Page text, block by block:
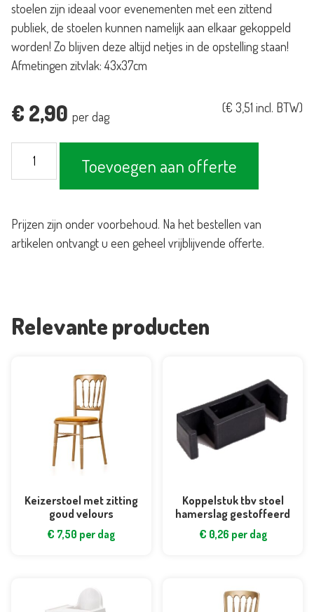
stoelen zijn ideaal voor evenementen met een zittend
publiek, de stoelen kunnen namelijk aan elkaar gekoppeld
worden! Zo blijven deze altijd netjes in de opstelling staan!
Afmetingen zitvlak: 43x37cm
€ 2,90 per dag
(€ 3,51 incl. BTW)
koppelbaar
Toevoegen aan offerte
Prijzen zijn onder voorbehoud. Na het bestellen van
artikelen ontvangt u een geheel vrijblijvende offerte.
Relevante producten
Keizerstoel met zitting
goud velours
€ 7,50 per dag
Koppelstuk tbv stoel
hamerslag gestoffeerd
€ 0,26 per dag